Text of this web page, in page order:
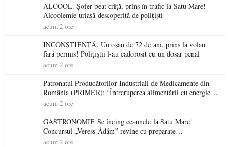
ALCOOL. Șofer beat criță, prins în trafic la Satu Mare!
Alcoolemie uriașă descoperită de polițiști
acum 2 ore
INCONȘTIENȚĂ. Un oșan de 72 de ani, prins la volan
fără permis! Polițiștii l-au cadorosit cu un dosar penal
acum 2 ore
Patronatul Producătorilor Industriali de Medicamente din
România (PRIMER): “Întreruperea alimentării cu energie
electrică a fabricilor de medicamente va pune în pericol
acum 2 ore
GASTRONOMIE Se încing ceaunele la Satu Mare!
Concursul „Veress Ádám” revine cu preparate
spectaculoase, premii și un jurat de renume
acum 2 ore